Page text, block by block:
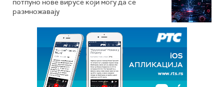
потпуно нове вирусе који могу да се
размножавају